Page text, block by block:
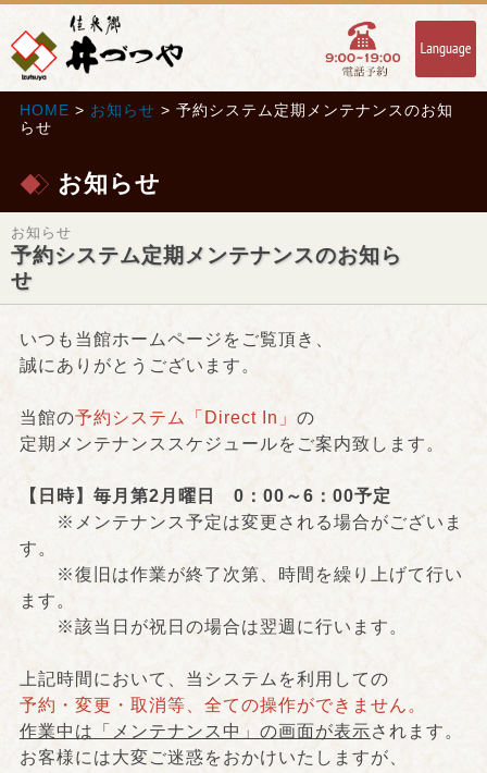
HOME > お知らせ > 予約システム定期メンテナンスのお知
らせ
お知らせ
お知らせ
予約システム定期メンテナンスのお知ら
せ
いつも当館ホームページをご覧頂き、
誠にありがとうございます。
当館の予約システム「Direct In」 の
定期メンテナンススケジュールをご案内致します。
【日時】毎月第2月曜日 0：00～6：00予定
※メンテナンス予定は変更される場合がございま
す。
※復旧は作業が終了次第、時間を繰り上げて行い
ます。
※該当日が祝日の場合は翌週に行います。
上記時間において、当システムを利用しての
予約・変更・取消等、全ての操作ができません。
作業中は「メンテナンス中」の画面が表示されます。
お客様には大変ご迷惑をおかけいたしますが、